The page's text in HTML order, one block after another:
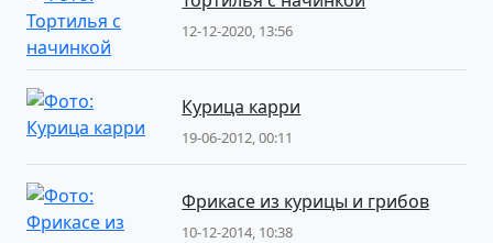
12-12-2020, 13:56
Курица карри
19-06-2012, 00:11
Фрикасе из курицы и грибов
10-12-2014, 10:38